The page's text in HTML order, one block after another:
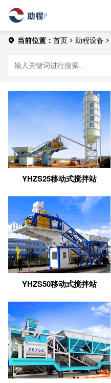
当前位置： 首页 助程设备
YHZS25移动式搅拌站
YHZS50移动式搅拌站